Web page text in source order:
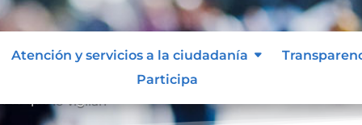
Atención y servicios a la ciudadanía
Participa
que lo vigilan